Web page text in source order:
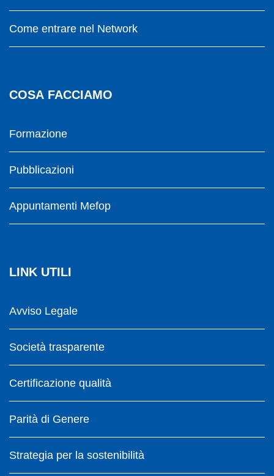
Come entrare nel Network
COSA FACCIAMO
Formazione
Pubblicazioni
Appuntamenti Mefop
LINK UTILI
Avviso Legale
Società trasparente
Certificazione qualità
Parità di Genere
Strategia per la sostenibilità